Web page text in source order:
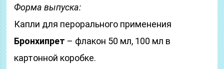
Форма выпуска:
Капли для перорального применения
Бронхипрет – флакон 50 мл, 100 мл в
картонной коробке.